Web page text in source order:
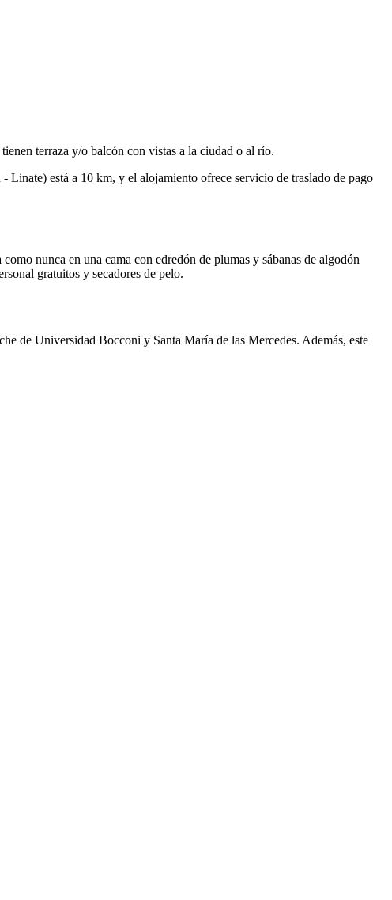
terraza y/o balcón con vistas a la ciudad o al río.
está a 10 km, y el alojamiento ofrece servicio de traslado de pago
nunca en una cama con edredón de plumas y sábanas de algodón
gratuitos y secadores de pelo.
de Universidad Bocconi y Santa María de las Mercedes. Además, este